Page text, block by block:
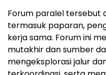
Forum paralel tersebut
termasuk paparan,
kerja sama. Forum ini
mutakhir dan sumber
mengeksplorasi jalur